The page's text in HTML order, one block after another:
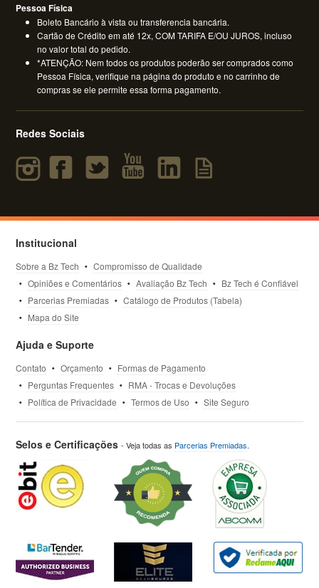
Pessoa Física
Boleto Bancário à vista ou transferencia bancária.
Cartão de Crédito em até 12x, COM TARIFA E/OU JUROS, incluso
no valor total do pedido.
*ATENÇÃO: Nem todos os produtos poderão ser comprados como
Pessoa Física, verifique na página do produto e no carrinho de
compras se ele permite essa forma pagamento.
Redes Sociais
Institucional
Sobre a Bz Tech
Compromisso de Qualidade
Opiniões e Comentários
Avaliação Bz Tech
Bz Tech é Confiável
Parcerias Premiadas
Catálogo de Produtos (Tabela)
Mapa do Site
Ajuda e Suporte
Contato Orçamento
Formas de Pagamento
Perguntas Frequentes
RMA - Trocas e Devoluções
Política de Privacidade
Termos de Uso Site Seguro
Selos e Certificações- Veja todas as Parcerias Premiadas.